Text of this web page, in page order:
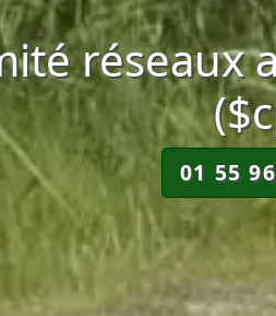
réseaux
01 55